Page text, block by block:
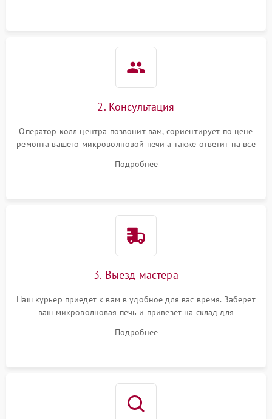
2. Консультация
Оператор колл центра позвонит вам, сориентирует по цене
ремонта вашего микроволновой печи а также ответит на все
Подробнее
3. Выезд мастера
Наш курьер приедет к вам в удобное для вас время. Заберет
ваш микроволновая печь и привезет на склад для
Подробнее